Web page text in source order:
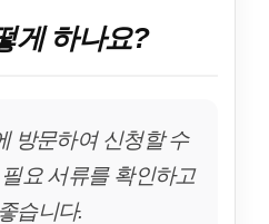
게 하나요?
방문하여 신청할 수
요 서류를 확인하고
습니다.